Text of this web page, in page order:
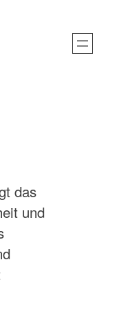
das
und